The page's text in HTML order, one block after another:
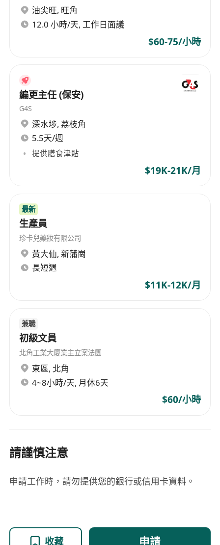
油尖旺, 旺角
12.0 小時/天, 工作日面議
$60-75/小時
編更主任 (保安)
G4S
深水埗, 荔枝角
5.5天/週
提供膳食津貼
$19K-21K/月
最新
生產員
珍卡兒藥妝有限公司
黃大仙, 新蒲崗
長短週
$11K-12K/月
兼職
初級文員
北角工業大廈業主立案法團
東區, 北角
4~8小時/天, 月休6天
$60/小時
請謹慎注意
申請工作時，請勿提供您的銀行或信用卡資料。
收藏 申請